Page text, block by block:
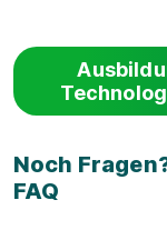
Noch
FAQ